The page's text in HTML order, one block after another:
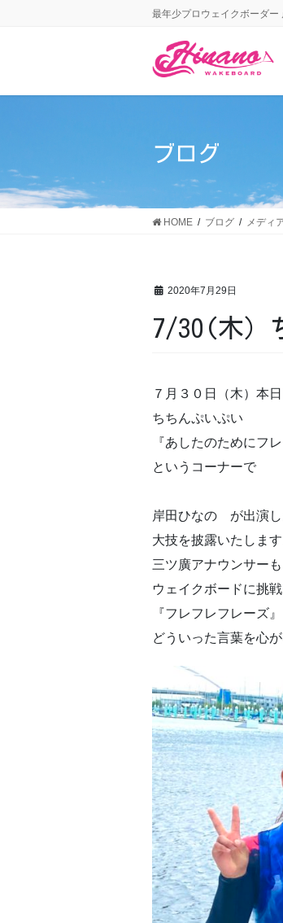
最年少プロウェイクボーダー
ブログ
HOME ブログ メディ
2020年7月29日
7/30(木）
７月３０日（木）本日
ちちんぷいぷい
『あしたのためにフ
というコーナーで
岸田ひなの が出演し
大技を披露いたします
三ツ廣アナウンサーも
ウェイクボードに挑戦
『フレフレフレーズ』
どういった言葉を心